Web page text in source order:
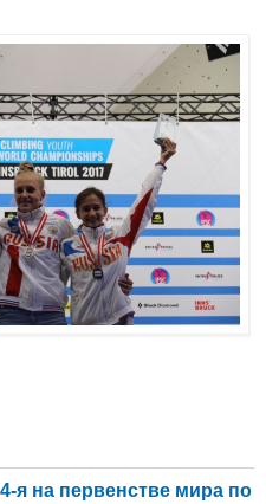
я на первенстве мира по